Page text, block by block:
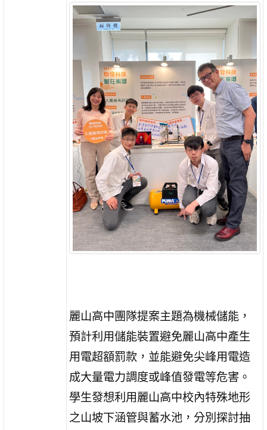
麗山高中團隊提案主題為機械儲能，
預計利用儲能裝置避免麗山高中產生
用電超額罰款，並能避免尖峰用電造
成大量電力調度或峰值發電等危害。
學生發想利用麗山高中校內特殊地形
之山坡下涵管與蓄水池，分別探討抽